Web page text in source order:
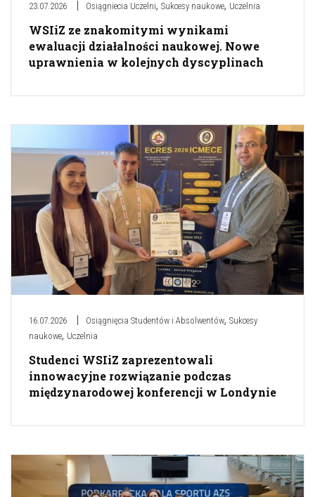
23.07.2026 Osiągniecia Uczelni, Sukcesy naukowe, Uczelnia
WSIiZ ze znakomitymi wynikami
ewaluacji działalności naukowej. Nowe
uprawnienia w kolejnych dyscyplinach
16.07.2026 Osiągnięcia Studentów i Absolwentów, Sukcesy
naukowe, Uczelnia
Studenci WSIiZ zaprezentowali
innowacyjne rozwiązanie podczas
międzynarodowej konferencji w Londynie